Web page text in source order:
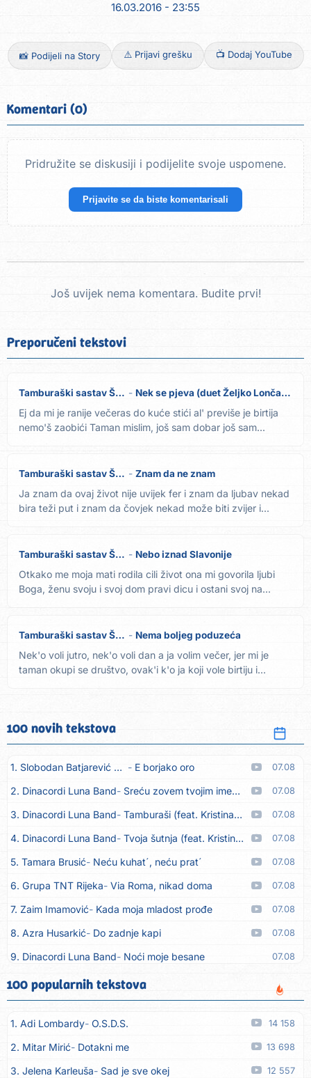
16.03.2016 - 23:55
📸 Podijeli na Story ⚠️ Prijavi grešku 📺 Dodaj YouTube
Komentari (0)
Pridružite se diskusiji i podijelite svoje uspomene.
Prijavite se da biste komentarisali
Još uvijek nema komentara. Budite prvi!
Preporučeni tekstovi
Tamburaški sastav Šokci Nek se pjeva (duet Željko Lončarić Zec)
Ej da mi je ranije večeras do kuće stići al' previše je birtija
nemo'š zaobići Taman mislim, još sam dobar još sam...
Tamburaški sastav Šokci Znam da ne znam
Ja znam da ovaj život nije uvijek fer i znam da ljubav nekad
bira teži put i znam da čovjek nekad može biti zvijer i...
Tamburaški sastav Šokci Nebo iznad Slavonije
Otkako me moja mati rodila cili život ona mi govorila ljubi
Boga, ženu svoju i svoj dom pravi dicu i ostani svoj na...
Tamburaški sastav Šokci Nema boljeg poduzeća
Nek'o voli jutro, nek'o voli dan a ja volim večer, jer mi je
taman okupi se društvo, ovak'i k'o ja koji vole birtiju i...
100 novih tekstova
1. Slobodan Batjarević Čobe E borjako oro 07.08
2. Dinacordi Luna Band Sreću zovem tvojim imenom (feat. Kristina Smetko) 07.08
3. Dinacordi Luna Band Tamburaši (feat. Kristina Smetko) 07.08
4. Dinacordi Luna Band Tvoja šutnja (feat. Kristina Smetko) 07.08
5. Tamara Brusić Neću kuhat´, neću prat´ 07.08
6. Grupa TNT Rijeka Via Roma, nikad doma 07.08
7. Zaim Imamović Kada moja mladost prođe 07.08
8. Azra Husarkić Do zadnje kapi 07.08
9. Dinacordi Luna Band Noći moje besane 07.08
10. Pet za 5 Pozdravi mi Stubicu
11. Dinacordi Luna Band Anđeo moj 07.08
12. Vesna Kartuš Vrati se 07.08
13. Severina Pozovi me ti (Anksiozna) 06.08
14. Fidellio Summer Time 06.08
100 popularnih tekstova
1. Adi Lombardy O.S.D.S. 14 158
2. Mitar Mirić Dotakni me 13 698
3. Jelena Karleuša Sad je sve okej 12 557